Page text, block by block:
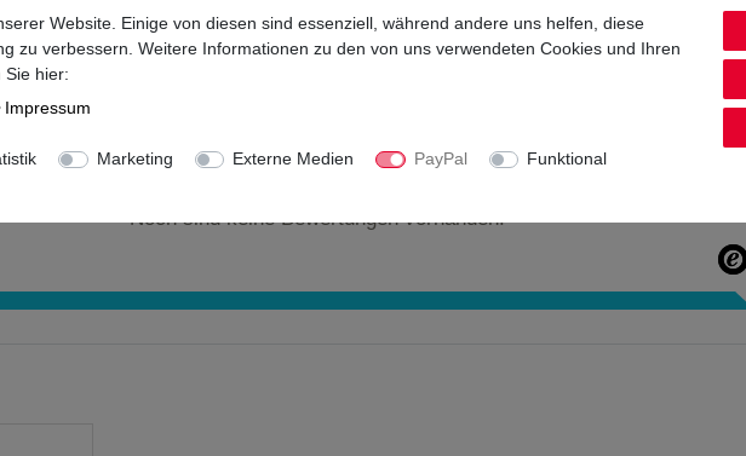
Bahnhofstraße 40, 67742 Lauterecken
Noch sind keine Bewertungen vorhanden.
Website. Einige von diesen sind essenziell, während andere uns helfen, diese
zu verbessern. Weitere Informationen zu den von uns verwendeten Cookies und Ihren
Sie hier:
Impressum
Marketing Externe Medien PayPal
Funktional